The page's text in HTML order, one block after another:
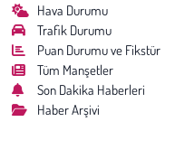
Hava Durumu
Trafik Durumu
Puan Durumu ve Fikstür
Tüm Manşetler
Son Dakika Haberleri
Haber Arşivi